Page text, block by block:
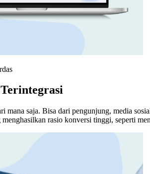
mana saja. Bisa dari pengunjung, media
menghasilkan rasio konversi tinggi, seperti